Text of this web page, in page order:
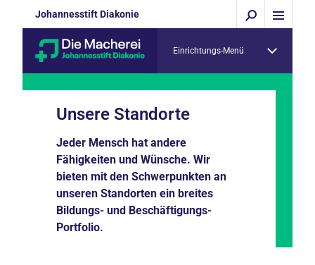
Johannesstift Diakonie
Einrichtungs-Menü
Unsere Standorte
Jeder Mensch hat andere
Fähigkeiten und Wünsche. Wir
bieten mit den Schwerpunkten an
unseren Standorten ein breites
Bildungs- und Beschäftigungs-
Portfolio.